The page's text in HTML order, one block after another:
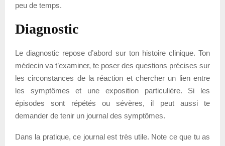
peu de temps.
Diagnostic
Le diagnostic repose d’abord sur ton histoire clinique. Ton
médecin va t’examiner, te poser des questions précises sur
les circonstances de la réaction et chercher un lien entre
les symptômes et une exposition particulière. Si les
épisodes sont répétés ou sévères, il peut aussi te
demander de tenir un journal des symptômes.
Dans la pratique, ce journal est très utile. Note ce que tu as